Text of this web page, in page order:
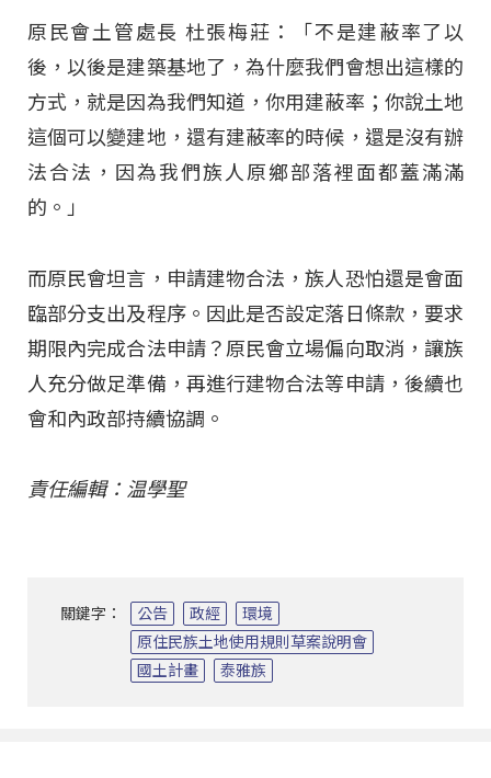
原民會土管處長 杜張梅莊：「不是建蔽率了以
後，以後是建築基地了，為什麼我們會想出這樣的
方式，就是因為我們知道，你用建蔽率；你說土地
這個可以變建地，還有建蔽率的時候，還是沒有辦
法合法，因為我們族人原鄉部落裡面都蓋滿滿
的。」
而原民會坦言，申請建物合法，族人恐怕還是會面
臨部分支出及程序。因此是否設定落日條款，要求
期限內完成合法申請？原民會立場偏向取消，讓族
人充分做足準備，再進行建物合法等申請，後續也
會和內政部持續協調。
責任編輯：温學聖
關鍵字： 公告 政經
環境
原住民族土地使用規則草案說明會
國土計畫
泰雅族